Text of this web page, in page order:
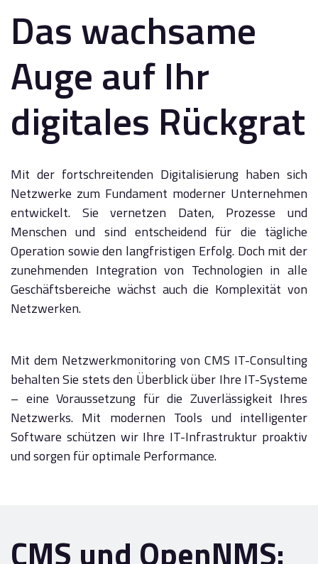
Das wachsame
Auge auf Ihr
digitales Rückgrat
Mit der fortschreitenden Digitalisierung haben sich
Netzwerke zum Fundament moderner Unternehmen
entwickelt. Sie vernetzen Daten, Prozesse und
Menschen und sind entscheidend für die tägliche
Operation sowie den langfristigen Erfolg. Doch mit der
zunehmenden Integration von Technologien in alle
Geschäftsbereiche wächst auch die Komplexität von
Netzwerken.
Mit dem Netzwerkmonitoring von CMS IT-Consulting
behalten Sie stets den Überblick über Ihre IT-Systeme
– eine Voraussetzung für die Zuverlässigkeit Ihres
Netzwerks. Mit modernen Tools und intelligenter
Software schützen wir Ihre IT-Infrastruktur proaktiv
und sorgen für optimale Performance.
CMS und OpenNMS: